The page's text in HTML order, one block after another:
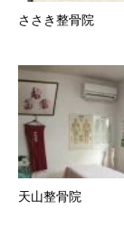
ささき整骨院
天山整骨院